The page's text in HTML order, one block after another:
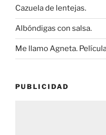
Cazuela de lentejas.
Albóndigas con salsa.
Me llamo Agneta.
PUBLICIDAD